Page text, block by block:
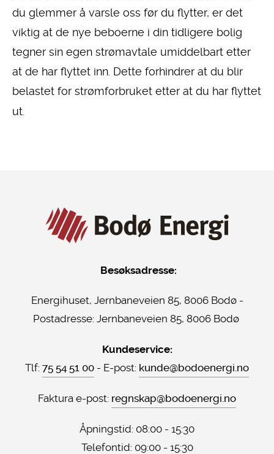
du glemmer å varsle oss før du flytter, er det
viktig at de nye beboerne i din tidligere bolig
tegner sin egen strømavtale umiddelbart etter
at de har flyttet inn. Dette forhindrer at du blir
belastet for strømforbruket etter at du har flyttet
ut.
Besøksadresse:
Energihuset, Jernbaneveien 85, 8006 Bodø -
Postadresse: Jernbaneveien 85, 8006 Bodø
Kundeservice:
Tlf: 75 54 51 00 - E-post: kunde@bodoenergi.no
Faktura e-post: regnskap@bodoenergi.no
Åpningstid: 08:00 - 15:30
Telefontid: 09:00 - 15:30